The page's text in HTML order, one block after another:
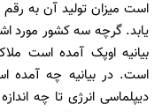
یابد. گرچه سه کشور مورد
بیانیه اوپک آمده است
است. در بیانیه چه آمده
دیپلماسی انرژی تا چه